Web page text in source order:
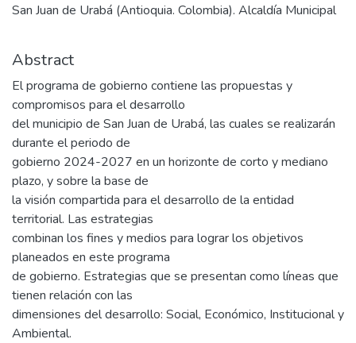
San Juan de Urabá (Antioquia. Colombia). Alcaldía Municipal
Abstract
El programa de gobierno contiene las propuestas y
compromisos para el desarrollo
del municipio de San Juan de Urabá, las cuales se realizarán
durante el periodo de
gobierno 2024-2027 en un horizonte de corto y mediano
plazo, y sobre la base de
la visión compartida para el desarrollo de la entidad
territorial. Las estrategias
combinan los fines y medios para lograr los objetivos
planeados en este programa
de gobierno. Estrategias que se presentan como líneas que
tienen relación con las
dimensiones del desarrollo: Social, Económico, Institucional y
Ambiental.